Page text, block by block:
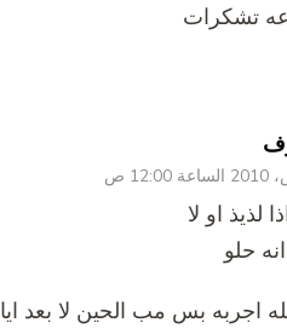
تشكرات
لذيذ او لا
حلو
اجربه بس مب الحين لا بعد